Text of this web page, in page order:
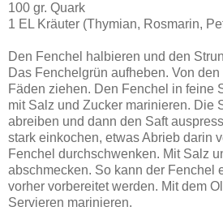
100 gr. Quark
1 EL Kräuter (Thymian, Rosmarin,
Den Fenchel halbieren und den
Das Fenchelgrün aufheben. Von
Fäden ziehen. Den Fenchel in feine
mit Salz und Zucker marinieren. Die
abreiben und dann den Saft
stark einkochen, etwas Abrieb darin
Fenchel durchschwenken. Mit Salz
abschmecken. So kann der Fenchel
vorher vorbereitet werden. Mit dem
Servieren marinieren.